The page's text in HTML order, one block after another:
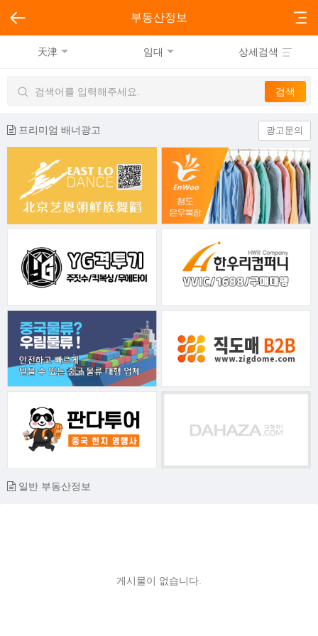
부동산정보
天津 임대 상세검색
프리미엄 배너광고 광고문의
일반 부동산정보
게시물이 없습니다.